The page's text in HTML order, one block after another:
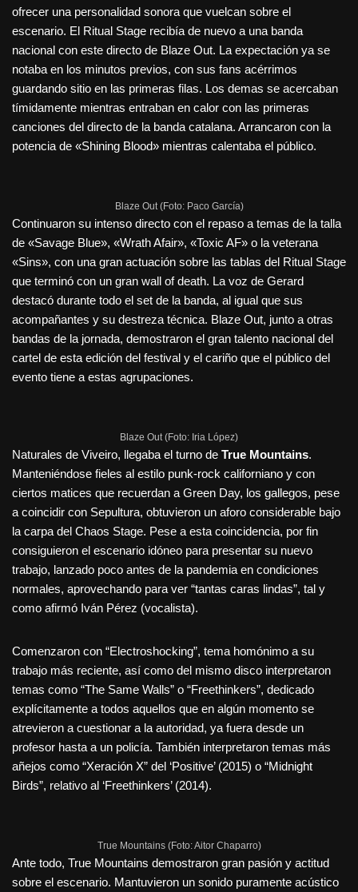
ofrecer una personalidad sonora que vuelcan sobre el
escenario. El Ritual Stage recibía de nuevo a una banda
nacional con este directo de Blaze Out. La expectación ya se
notaba en los minutos previos, con sus fans acérrimos
guardando sitio en las primeras filas. Los demas se acercaban
tímidamente mientras entraban en calor con las primeras
canciones del directo de la banda catalana. Arrancaron con la
potencia de «Shining Blood» mientras calentaba el público.
Blaze Out (Foto: Paco García)
Continuaron su intenso directo con el repaso a temas de la talla
de «Savage Blue», «Wrath Afair», «Toxic AF» o la veterana
«Sins», con una gran actuación sobre las tablas del Ritual Stage
que terminó con un gran wall of death. La voz de Gerard
destacó durante todo el set de la banda, al igual que sus
acompañantes y su destreza técnica. Blaze Out, junto a otras
bandas de la jornada, demostraron el gran talento nacional del
cartel de esta edición del festival y el cariño que el público del
evento tiene a estas agrupaciones.
Blaze Out (Foto: Iria López)
Naturales de Viveiro, llegaba el turno de True Mountains.
Manteniéndose fieles al estilo punk-rock californiano y con
ciertos matices que recuerdan a Green Day, los gallegos, pese
a coincidir con Sepultura, obtuvieron un aforo considerable bajo
la carpa del Chaos Stage. Pese a esta coincidencia, por fin
consiguieron el escenario idóneo para presentar su nuevo
trabajo, lanzado poco antes de la pandemia en condiciones
normales, aprovechando para ver “tantas caras lindas”, tal y
como afirmó Iván Pérez (vocalista).
Comenzaron con “Electroshocking”, tema homónimo a su
trabajo más reciente, así como del mismo disco interpretaron
temas como “The Same Walls” o “Freethinkers”, dedicado
explícitamente a todos aquellos que en algún momento se
atrevieron a cuestionar a la autoridad, ya fuera desde un
profesor hasta a un policía. También interpretaron temas más
añejos como “Xeración X” del ‘Positive’ (2015) o “Midnight
Birds”, relativo al ‘Freethinkers’ (2014).
True Mountains (Foto: Aitor Chaparro)
Ante todo, True Mountains demostraron gran pasión y actitud
sobre el escenario. Mantuvieron un sonido puramente acústico